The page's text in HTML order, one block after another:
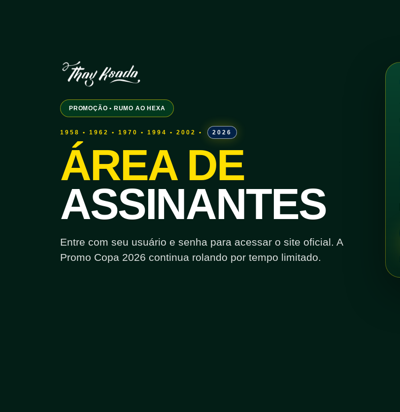
PROMOÇÃO • RUMO AO HEXA
1958 • 1962 • 1970 • 1994 • 2002 • 2026
ÁREA DE
ASSINANTES
Entre com seu usuário e senha para acessar o site oficial. A
Promo Copa 2026 continua rolando por tempo limitado.